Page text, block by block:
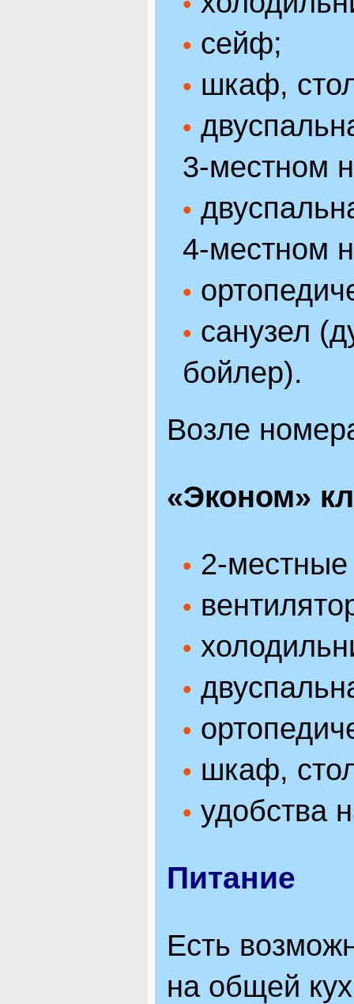
• сейф;
• шкаф,
•
3-местном
•
4-местном
•
• санузел
бойлер).
Возле
«Эконом»
• 2-
•
•
•
•
• шкаф,
• удобства
Питание
Есть
на общей